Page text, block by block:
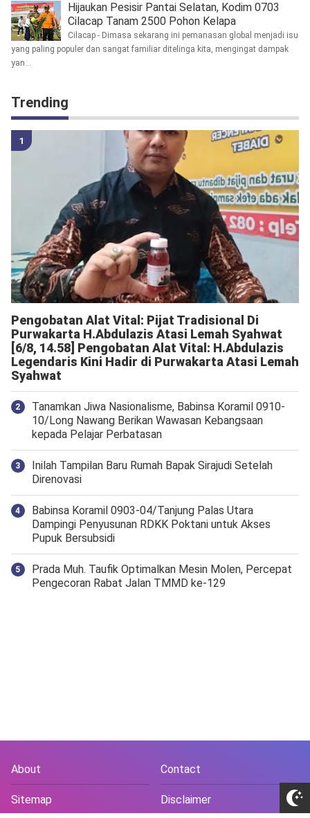
Hijaukan Pesisir Pantai Selatan, Kodim 0703
Cilacap Tanam 2500 Pohon Kelapa
Cilacap - Dimasa sekarang ini pemanasan global menjadi isu
yang paling populer dan sangat familiar ditelinga kita, mengingat dampak
yan...
Trending
Pengobatan Alat Vital: Pijat Tradisional Di
Purwakarta H.Abdulazis Atasi Lemah Syahwat
[6/8, 14.58] Pengobatan Alat Vital: H.Abdulazis
Legendaris Kini Hadir di Purwakarta Atasi Lemah
Syahwat
Tanamkan Jiwa Nasionalisme, Babinsa Koramil 0910-
10/Long Nawang Berikan Wawasan Kebangsaan
kepada Pelajar Perbatasan
Inilah Tampilan Baru Rumah Bapak Sirajudi Setelah
Direnovasi
‎Babinsa Koramil 0903-04/Tanjung Palas Utara
Dampingi Penyusunan RDKK Poktani untuk Akses
Pupuk Bersubsidi
Prada Muh. Taufik Optimalkan Mesin Molen, Percepat
Pengecoran Rabat Jalan TMMD ke-129
About Contact
Sitemap Disclaimer